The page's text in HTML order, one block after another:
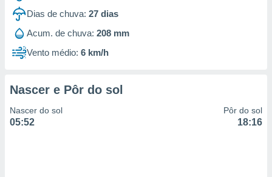
1199
Dias de chuva: 27 dias
Acum. de chuva: 208 mm
Vento médio: 6 km/h
Nascer e Pôr do sol
Nascer do sol
05:52
Pôr do sol
18:16